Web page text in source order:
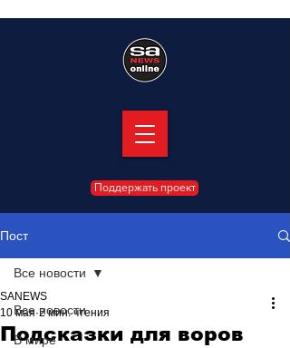
Поддержать проект
Пост
Все новости
В мире
Все новости
Подсказки для воров
SANEWS
10 мая 2 мин. чтения